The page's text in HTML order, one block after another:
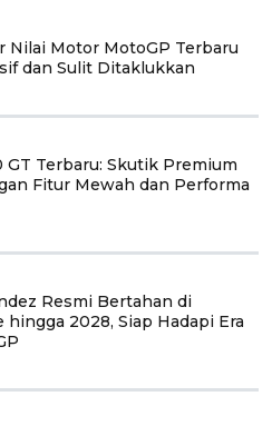
Nilai Motor MotoGP Terbaru
dan Sulit Ditaklukkan
GT Terbaru: Skutik Premium
Fitur Mewah dan Performa
Resmi Bertahan di
hingga 2028, Siap Hadapi Era